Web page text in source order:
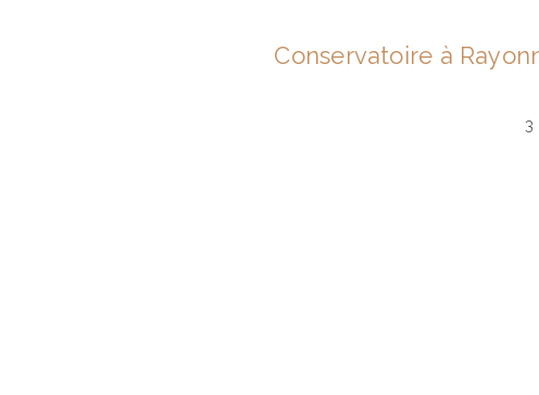
Conservatoire à
3